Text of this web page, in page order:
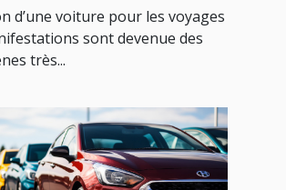
d’une voiture pour les voyages
sont devenue des
très...